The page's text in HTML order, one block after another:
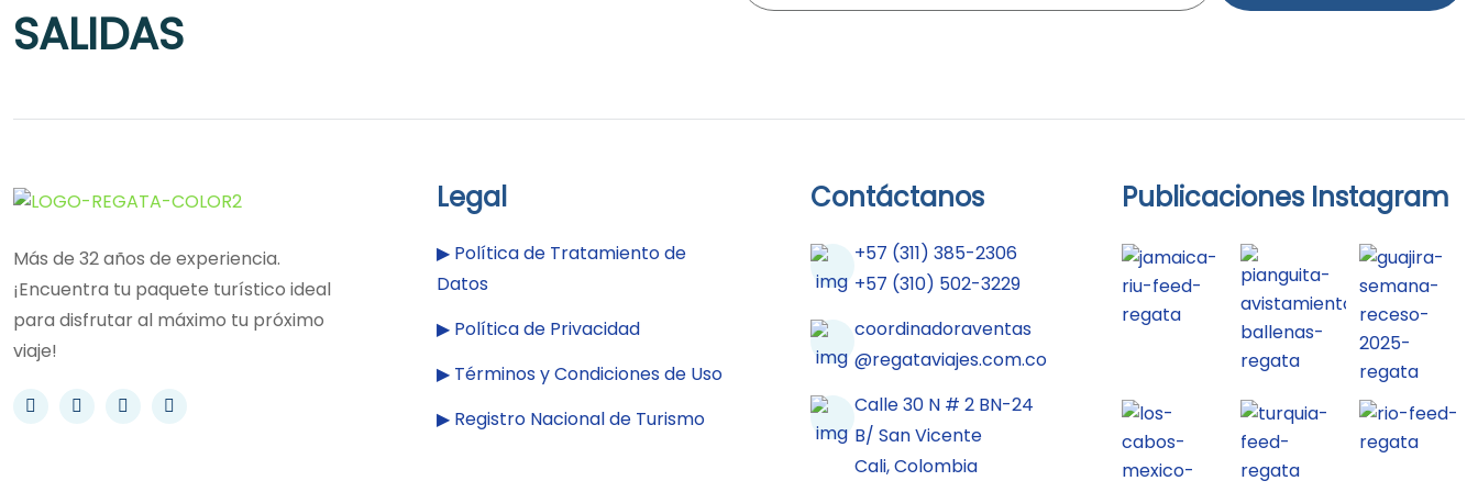
SALIDAS
Más de 32 años de experiencia.
¡Encuentra tu paquete turístico ideal
para disfrutar al máximo tu próximo
viaje!
Legal
▶︎ Política de Tratamiento de
Datos
▶︎ Política de Privacidad
▶︎ Términos y Condiciones de Uso
▶︎ Registro Nacional de Turismo
Contáctanos
+57 (311) 385-2306
+57 (310) 502-3229
coordinadoraventas
@regataviajes.com.co
Calle 30 N # 2 BN-24
B/ San Vicente
Cali, Colombia
Publicaciones Instagram